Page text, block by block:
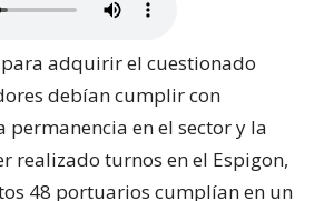
adquirir el cuestionado
debían cumplir con
permanencia en el sector y la
realizado turnos en el Espigon,
48 portuarios cumplían en un